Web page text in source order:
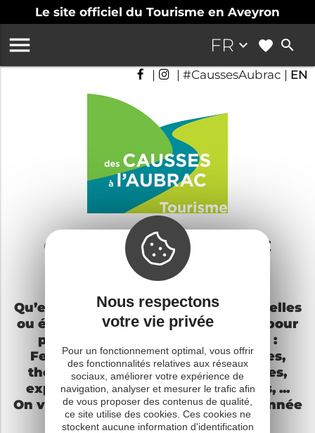
Le site officiel du Tourisme en Aveyron
FR keyboard_arrow_down search

| | #CaussesAubrac | EN
des Causses à l'Aubrac
Agenda
Qu’elles soient traditionnelles, culturelles
ou événementielles, les animations pour
petits et grands sont nombreuses :
Festivals, concerts, spectacles, fêtes,
théâtre, cinéma, et encore brocantes,
expositions, compétitions sportives, ...
On vous donne rendez-vous toute l’année
des Causses à l’Aubrac !
Nous respectons
votre vie privée
Pour un fonctionnement optimal, vous offrir
des fonctionnalités relatives aux réseaux
sociaux, améliorer votre expérience de
navigation, analyser et mesurer le trafic afin
de vous proposer des contenus de qualité,
ce site utilise des cookies. Ces cookies ne
stockent aucune information d'identification